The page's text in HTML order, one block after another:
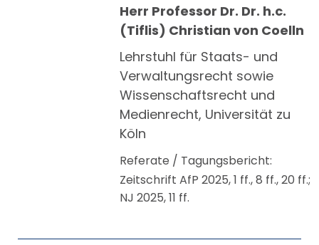
Herr Professor Dr. Dr. h.c.
(Tiflis) Christian von Coelln
Lehrstuhl für Staats- und
Verwaltungsrecht sowie
Wissenschaftsrecht und
Medienrecht, Universität zu
Köln
Referate / Tagungsbericht:
Zeitschrift AfP 2025, 1 ff., 8 ff., 20 ff.;
NJ 2025, 11 ff.